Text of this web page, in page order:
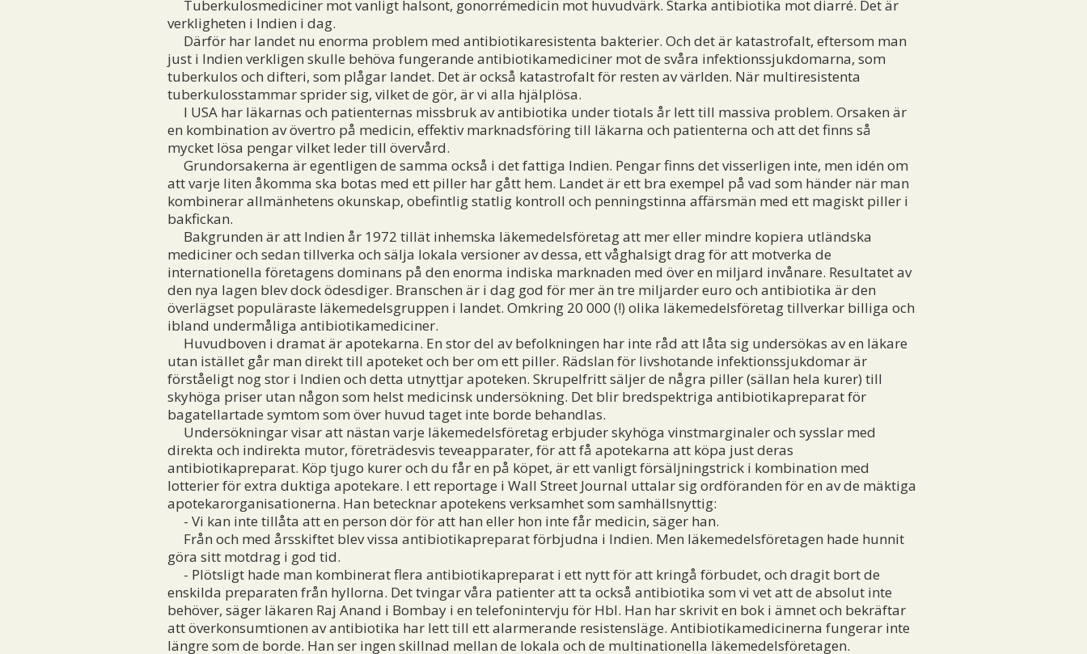
Tuberkulosmediciner mot vanligt halsont, gonorrémedicin mot huvudvärk. Starka antibiotika mot diarré. Det är
verkligheten i Indien i dag.
Därför har landet nu enorma problem med antibiotikaresistenta bakterier. Och det är katastrofalt, eftersom man
just i Indien verkligen skulle behöva fungerande antibiotikamediciner mot de svåra infektionssjukdomarna, som
tuberkulos och difteri, som plågar landet. Det är också katastrofalt för resten av världen. När multiresistenta
tuberkulosstammar sprider sig, vilket de gör, är vi alla hjälplösa.
I USA har läkarnas och patienternas missbruk av antibiotika under tiotals år lett till massiva problem. Orsaken är
en kombination av övertro på medicin, effektiv marknadsföring till läkarna och patienterna och att det finns så
mycket lösa pengar vilket leder till övervård.
Grundorsakerna är egentligen de samma också i det fattiga Indien. Pengar finns det visserligen inte, men idén om
att varje liten åkomma ska botas med ett piller har gått hem. Landet är ett bra exempel på vad som händer när man
kombinerar allmänhetens okunskap, obefintlig statlig kontroll och penningstinna affärsmän med ett magiskt piller i
bakfickan.
Bakgrunden är att Indien år 1972 tillät inhemska läkemedelsföretag att mer eller mindre kopiera utländska
mediciner och sedan tillverka och sälja lokala versioner av dessa, ett våghalsigt drag för att motverka de
internationella företagens dominans på den enorma indiska marknaden med över en miljard invånare. Resultatet av
den nya lagen blev dock ödesdiger. Branschen är i dag god för mer än tre miljarder euro och antibiotika är den
överlägset populäraste läkemedelsgruppen i landet. Omkring 20 000 (!) olika läkemedelsföretag tillverkar billiga och
ibland undermåliga antibiotikamediciner.
Huvudboven i dramat är apotekarna. En stor del av befolkningen har inte råd att låta sig undersökas av en läkare
utan istället går man direkt till apoteket och ber om ett piller. Rädslan för livshotande infektionssjukdomar är
förståeligt nog stor i Indien och detta utnyttjar apoteken. Skrupelfritt säljer de några piller (sällan hela kurer) till
skyhöga priser utan någon som helst medicinsk undersökning. Det blir bredspektriga antibiotikapreparat för
bagatellartade symtom som över huvud taget inte borde behandlas.
Undersökningar visar att nästan varje läkemedelsföretag erbjuder skyhöga vinstmarginaler och sysslar med
direkta och indirekta mutor, företrädesvis teveapparater, för att få apotekarna att köpa just deras
antibiotikapreparat. Köp tjugo kurer och du får en på köpet, är ett vanligt försäljningstrick i kombination med
lotterier för extra duktiga apotekare. I ett reportage i Wall Street Journal uttalar sig ordföranden för en av de mäktiga
apotekarorganisationerna. Han betecknar apotekens verksamhet som samhällsnyttig:
- Vi kan inte tillåta att en person dör för att han eller hon inte får medicin, säger han.
Från och med årsskiftet blev vissa antibiotikapreparat förbjudna i Indien. Men läkemedelsföretagen hade hunnit
göra sitt motdrag i god tid.
- Plötsligt hade man kombinerat flera antibiotikapreparat i ett nytt för att kringå förbudet, och dragit bort de
enskilda preparaten från hyllorna. Det tvingar våra patienter att ta också antibiotika som vi vet att de absolut inte
behöver, säger läkaren Raj Anand i Bombay i en telefonintervju för Hbl. Han har skrivit en bok i ämnet och bekräftar
att överkonsumtionen av antibiotika har lett till ett alarmerande resistensläge. Antibiotikamedicinerna fungerar inte
längre som de borde. Han ser ingen skillnad mellan de lokala och de multinationella läkemedelsföretagen.